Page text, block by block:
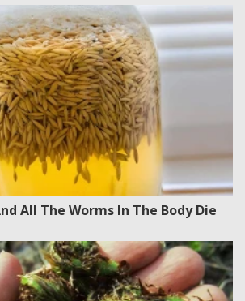
All The Worms In The Body Die